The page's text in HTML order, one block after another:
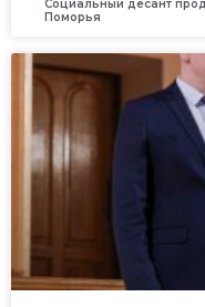
Социальный десант
Поморья